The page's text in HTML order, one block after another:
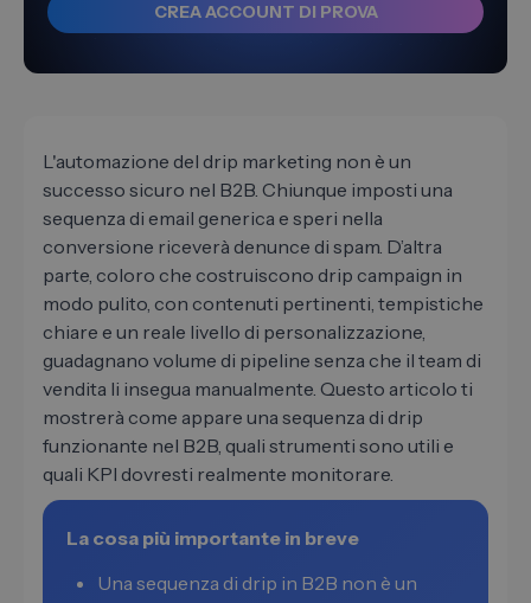
CREA ACCOUNT DI PROVA
L'automazione del drip marketing non è un
successo sicuro nel B2B. Chiunque imposti una
sequenza di email generica e speri nella
conversione riceverà denunce di spam. D’altra
parte, coloro che costruiscono drip campaign in
modo pulito, con contenuti pertinenti, tempistiche
chiare e un reale livello di personalizzazione,
guadagnano volume di pipeline senza che il team di
vendita li insegua manualmente. Questo articolo ti
mostrerà come appare una sequenza di drip
funzionante nel B2B, quali strumenti sono utili e
quali KPI dovresti realmente monitorare.
La cosa più importante in breve
Una sequenza di drip in B2B non è un